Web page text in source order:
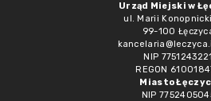
Urząd Miejski w
ul. Marii
99-100
NIP 7751243221
REGON
Miasto
NIP